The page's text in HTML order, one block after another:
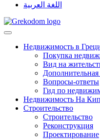
اللغة العربية
Недвижимость в
Покупка
Вид на
Вопросы-ответы
Гид по
Недвижимость На
Строительство
Строительство
Реконструкция
Проектирование